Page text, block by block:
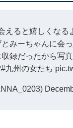
えると嬉しくなる
みーちゃんに会
録だったから写
#九州の女たち